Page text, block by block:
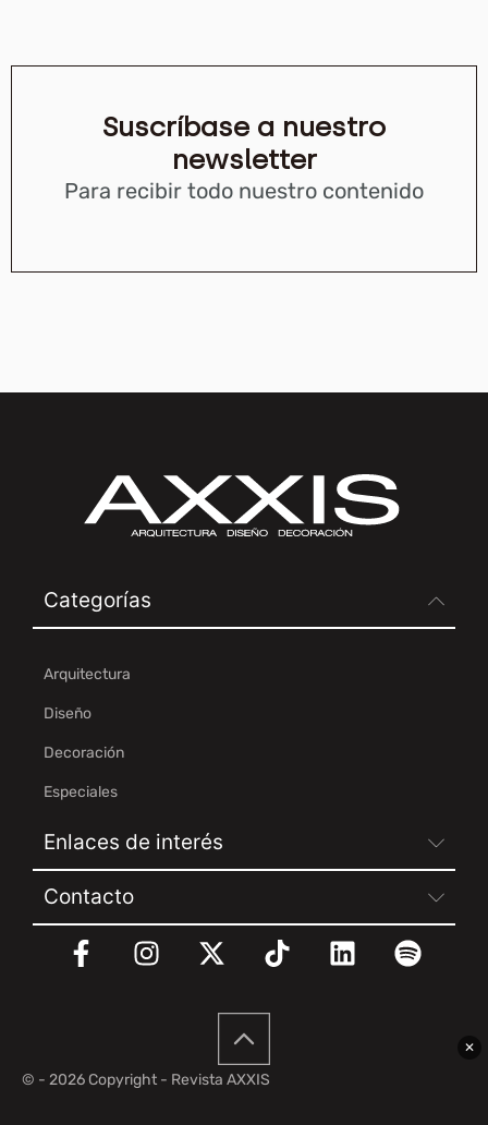
Suscríbase a nuestro
newsletter
Para recibir todo nuestro contenido
✕
Categorías
Arquitectura
Diseño
Decoración
Especiales
Enlaces de interés
Contacto
© - 2026 Copyright - Revista AXXIS